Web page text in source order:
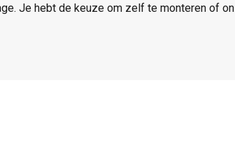
Je hebt de keuze om zelf te monteren of